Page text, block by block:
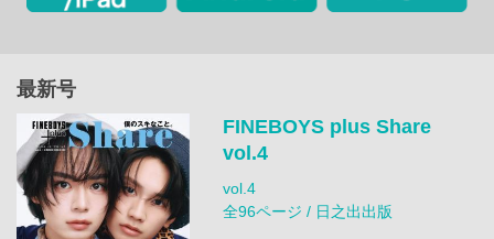
最新号
FINEBOYS plus Share
vol.4
vol.4
全96ページ / 日之出出版